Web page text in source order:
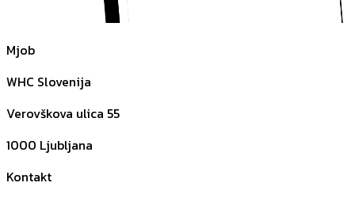
Mjob
WHC Slovenija
Verovškova ulica 55
1000 Ljubljana
Kontakt